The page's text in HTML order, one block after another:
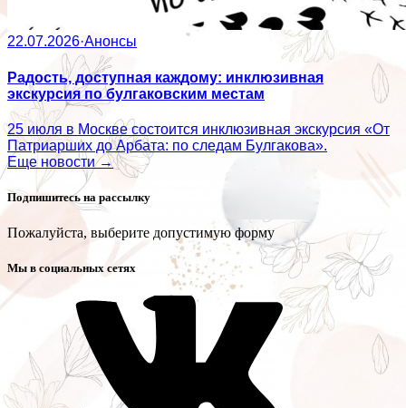
22.07.2026·Анонсы
Радость, доступная каждому: инклюзивная
экскурсия по булгаковским местам
25 июля в Москве состоится инклюзивная экскурсия «От
Патриарших до Арбата: по следам Булгакова».
Еще новости →
Подпишитесь на рассылку
Пожалуйста, выберите допустимую форму
Мы в социальных сетях